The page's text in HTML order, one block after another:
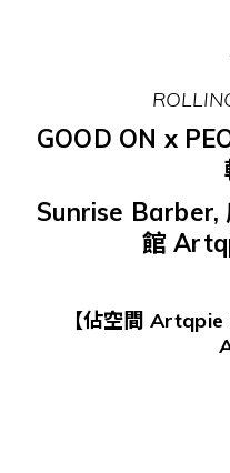
GOOD ON x
Sunrise Barber,
館
【佔空間